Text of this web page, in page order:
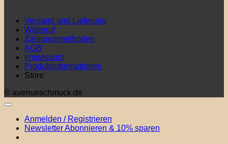
Versand und Lieferung
Widerruf
Zahlungsmethoden
AGB
Impressum
Produktinformationen
Store
© avenueschmuck.de
Anmelden / Registrieren
Newsletter Abonnieren & 10% sparen